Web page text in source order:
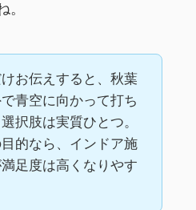
。
お伝えすると、秋葉
青空に向かって打ち
択肢は実質ひとつ。
的なら、インドア施
足度は高くなりやす